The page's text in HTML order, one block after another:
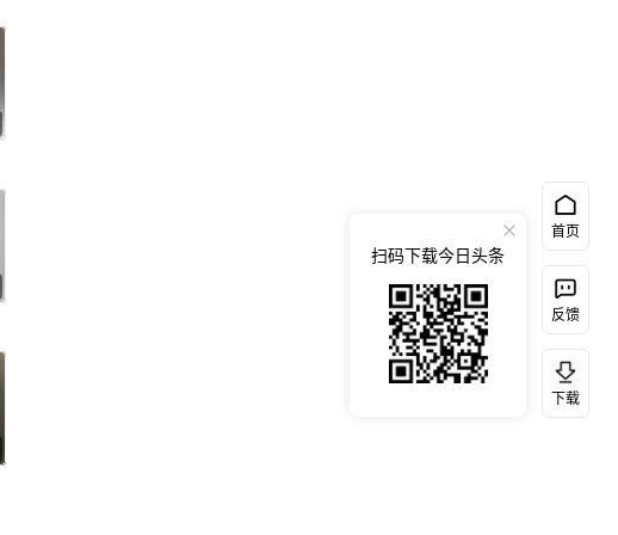
首页
反馈
下载
扫码下载今日头条